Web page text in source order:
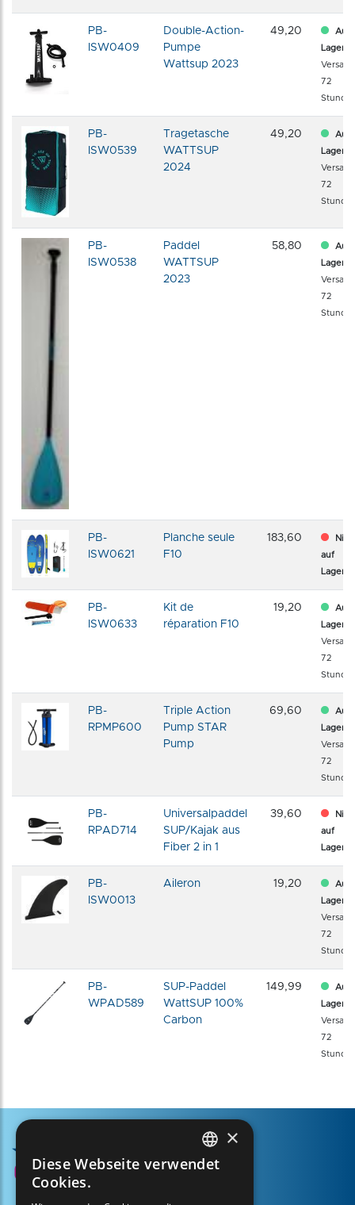
PB-
ISW0409
Double-Action-
Pumpe
Wattsup 2023
49,20
Auf
Lager
Versand
72
PB-
ISW0539
Tragetasche
WATTSUP
2024
49,20
Auf
Lager
Versand
72
PB-
ISW0538
Paddel
WATTSUP
2023
58,80
Auf
Lager
Versand
72
PB-
ISW0621
Planche seule
F10
183,60
auf
Lager
PB-
ISW0633
Kit de
réparation F10
19,20
Auf
Lager
Versand
72
PB-
RPMP600
Triple Action
Pump STAR
Pump
69,60
Auf
Lager
Versand
72
PB-
RPAD714
Universalpaddel
SUP/Kajak aus
Fiber 2 in 1
39,60
auf
Lager
PB-
ISW0013
Aileron 19,20
Auf
Lager
Versand
72
PB-
WPAD589
SUP-Paddel
WattSUP 100%
Carbon
149,99
Auf
Lager
Versand
72
FRENCH
×
Diese Webseite verwendet
Cookies.